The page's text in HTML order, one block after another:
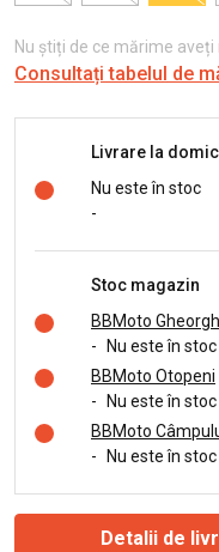
Nu știți de ce mărime aveți
Consultați tabelul de
Livrare la
Nu este în stoc
-
Stoc magazin
BBMoto
-
Nu este în
BBMoto Otopeni
-
Nu este în
BBMoto
-
Nu este în
Detalii de